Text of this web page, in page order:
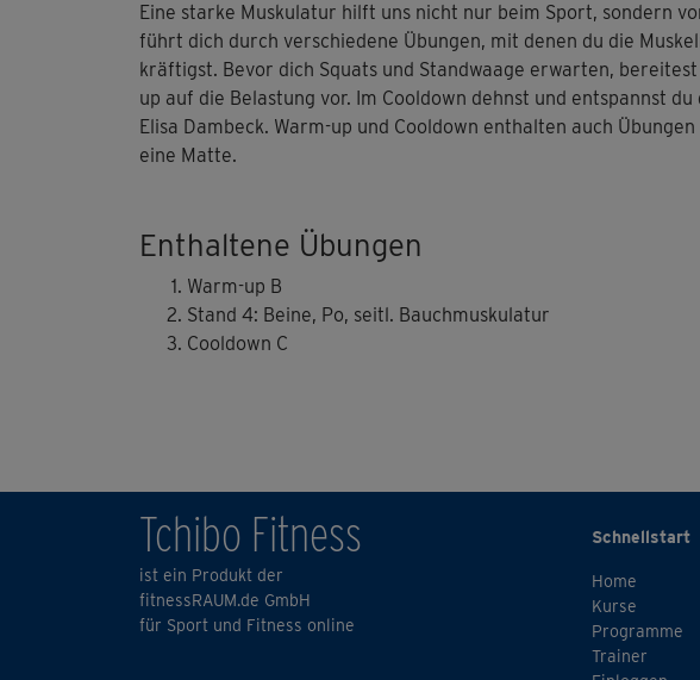
Eine starke Muskulatur hilft uns nicht nur beim Sport, sondern
führt dich durch verschiedene Übungen, mit denen du die
kräftigst. Bevor dich Squats und Standwaage erwarten,
up auf die Belastung vor. Im Cooldown dehnst und entspannst
Elisa Dambeck. Warm-up und Cooldown enthalten auch
eine Matte.
Enthaltene Übungen
Warm-up B
Stand 4: Beine, Po, seitl. Bauchmuskulatur
Cooldown C
Tchibo Fitness
ist ein Produkt der
fitnessRAUM.de GmbH
für Sport und Fitness online
Schnellstart
Home
Kurse
Programme
Trainer